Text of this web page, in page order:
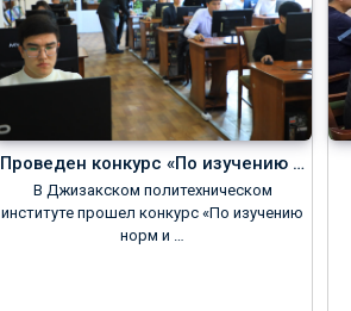
Проведен конкурс «По изучению …
В Джизакском политехническом
институте прошел конкурс «По изучению
норм и …